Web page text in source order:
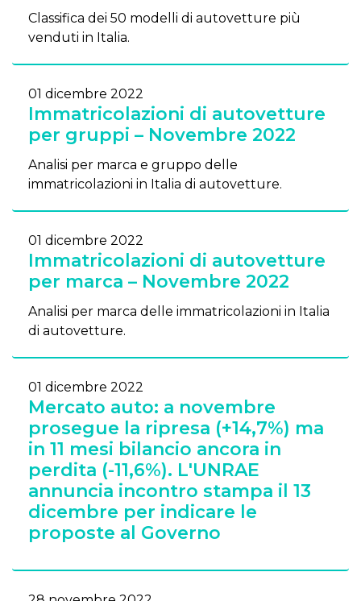
Classifica dei 50 modelli di autovetture più
venduti in Italia.
01 dicembre 2022
Immatricolazioni di autovetture
per gruppi – Novembre 2022
Analisi per marca e gruppo delle
immatricolazioni in Italia di autovetture.
01 dicembre 2022
Immatricolazioni di autovetture
per marca – Novembre 2022
Analisi per marca delle immatricolazioni in Italia
di autovetture.
01 dicembre 2022
Mercato auto: a novembre
prosegue la ripresa (+14,7%) ma
in 11 mesi bilancio ancora in
perdita (-11,6%). L'UNRAE
annuncia incontro stampa il 13
dicembre per indicare le
proposte al Governo